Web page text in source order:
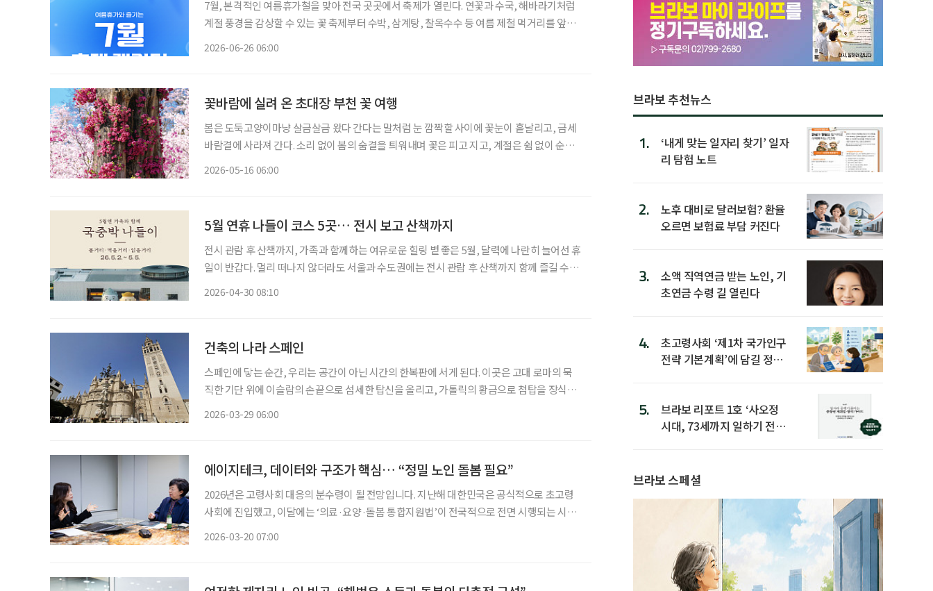
7월, 본격적인 여름휴가철을 맞아 전국 곳곳에서 축제가 열린다. 연꽃과 수국, 해바라기처럼
계절 풍경을 감상할 수 있는 꽃 축제부터 수박, 삼계탕, 찰옥수수 등 여름 제철 먹거리를 앞세
2026-06-26 06:00
꽃바람에 실려 온 초대장 부천 꽃 여행
봄은 도둑고양이마냥 살금살금 왔다 간다는 말처럼 눈 깜짝할 사이에 꽃눈이 흩날리고, 금세
바람결에 사라져 간다. 소리 없이 봄의 숨결을 틔워내며 꽃은 피고 지고, 계절은 쉼 없이 순환
2026-05-16 06:00
5월 연휴 나들이 코스 5곳… 전시 보고 산책까지
전시 관람 후 산책까지, 가족과 함께하는 여유로운 힐링 볕 좋은 5월, 달력에 나란히 늘어선 휴
일이 반갑다. 멀리 떠나지 않더라도 서울과 수도권에는 전시 관람 후 산책까지 함께 즐길 수 있
2026-04-30 08:10
건축의 나라 스페인
스페인에 닿는 순간, 우리는 공간이 아닌 시간의 한복판에 서게 된다. 이곳은 고대 로마의 묵
직한 기단 위에 이슬람의 손끝으로 섬세한 탑신을 올리고, 가톨릭의 황금으로 첨탑을 장식한
2026-03-29 06:00
에이지테크, 데이터와 구조가 핵심… “정밀 노인 돌봄 필요”
2026년은 고령사회 대응의 분수령이 될 전망입니다. 지난해 대한민국은 공식적으로 초고령
사회에 진입했고, 이달에는 ‘의료·요양·돌봄 통합지원법’이 전국적으로 전면 시행되는 시점
2026-03-20 07:00
브라보 추천뉴스
1.
‘내게 맞는 일자리 찾기’ 일자
리 탐험 노트
2.
노후 대비로 달러보험? 환율
오르면 보험료 부담 커진다
3.
소액 직역연금 받는 노인, 기
초연금 수령 길 열린다
4.
초고령사회 ‘제1차 국가인구
전략 기본계획’에 담길 정책
5.
브라보 리포트 1호 ‘사오정
시대, 73세까지 일하기 전략’
브라보 스페셜